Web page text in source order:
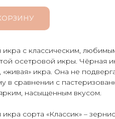
икра с классическим,
осетровой икры. Чёрная
«живая» икра. Она не
в сравнении с
насыщенным вкусом.
сорта «Классик» –